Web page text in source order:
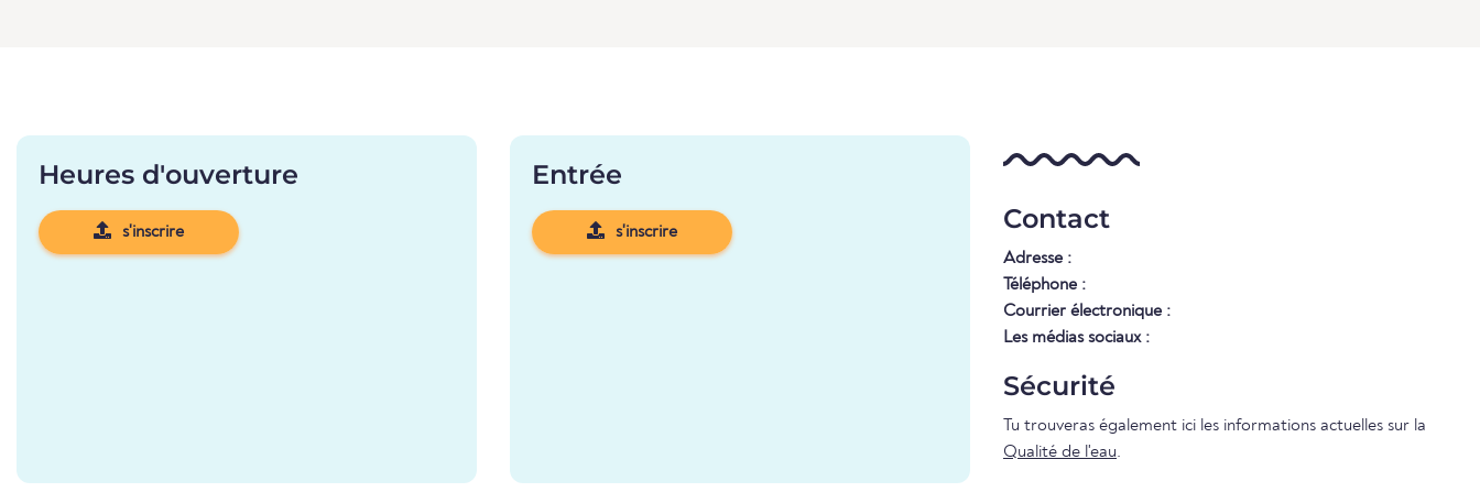
Heures d'ouverture
s'inscrire
Entrée
s'inscrire Contact
Adresse :
Téléphone :
Courrier électronique :
Les médias sociaux :
Sécurité
Tu trouveras également ici les informations actuelles sur la
Qualité de l'eau.